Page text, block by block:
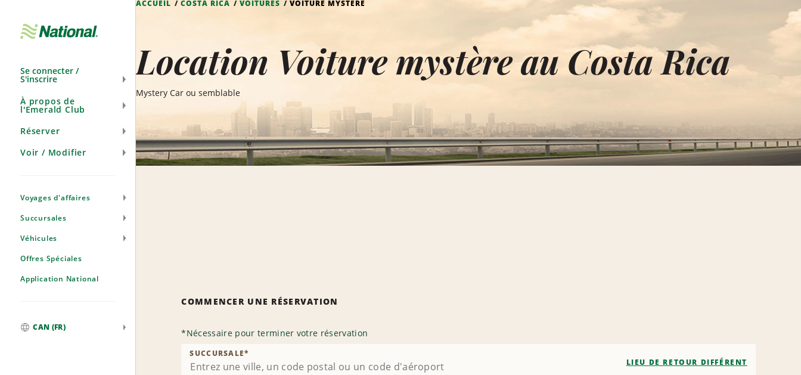
navigation
Se connecter /
S'inscrire
À propos de
l'Emerald Club
Réserver
Voir / Modifier
Voyages d'affaires
Succursales
Véhicules
Offres Spéciales
Application National
CAN (FR)
ACCUEIL COSTA RICA VOITURES VOITURE MYSTÈRE
Location Voiture mystère au Costa Rica
Mystery Car ou semblable
COMMENCER UNE RÉSERVATION
*Nécessaire pour terminer votre réservation
SUCCURSALE*
LIEU DE RETOUR DIFFÉRENT